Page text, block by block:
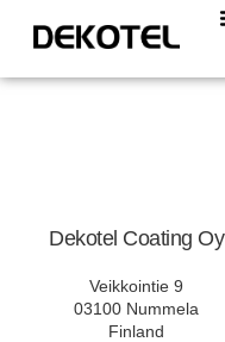
Dekotel Coating Oy
Veikkointie 9
03100 Nummela
Finland